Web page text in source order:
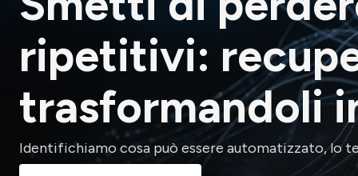
ripetitivi:
trasformandoli
Identifichiamo cosa può essere automatizzato, lo